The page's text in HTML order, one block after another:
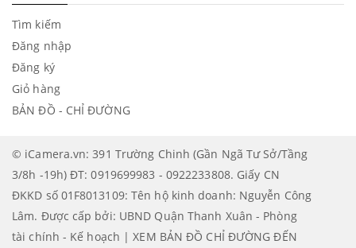
Tìm kiếm
Đăng nhập
Đăng ký
Giỏ hàng
BẢN ĐỒ - CHỈ ĐƯỜNG
© iCamera.vn: 391 Trường Chinh (Gần Ngã Tư Sở/Tầng
3/8h -19h) ĐT: 0919699983 - 0922233808. Giấy CN
ĐKKD số 01F8013109: Tên hộ kinh doanh: Nguyễn Công
Lâm. Được cấp bởi: UBND Quận Thanh Xuân - Phòng
tài chính - Kế hoạch | XEM BẢN ĐỒ CHỈ ĐƯỜNG ĐẾN